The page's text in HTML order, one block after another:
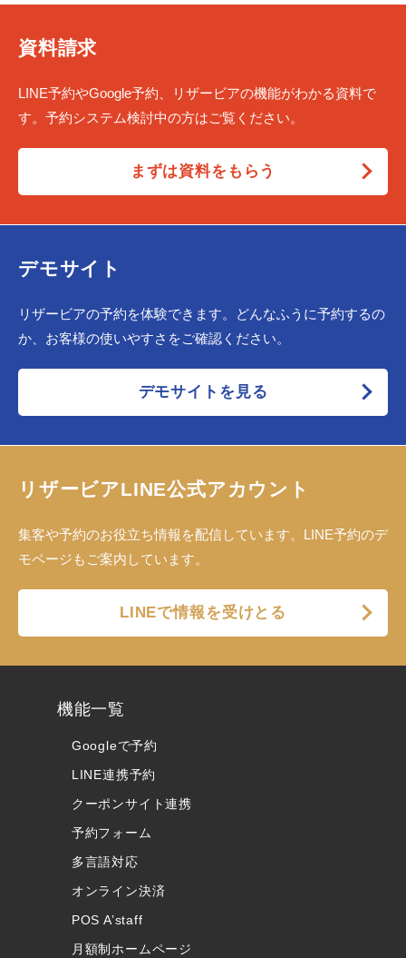
資料請求
LINE予約やGoogle予約、リザービアの機能がわかる資料で
す。予約システム検討中の方はご覧ください。
まずは資料をもらう
デモサイト
リザービアの予約を体験できます。どんなふうに予約するの
か、お客様の使いやすさをご確認ください。
デモサイトを見る
リザービアLINE公式アカウント
集客や予約のお役立ち情報を配信しています。LINE予約のデ
モページもご案内しています。
LINEで情報を受けとる
機能一覧
Googleで予約
LINE連携予約
クーポンサイト連携
予約フォーム
多言語対応
オンライン決済
POS A’staff
月額制ホームページ